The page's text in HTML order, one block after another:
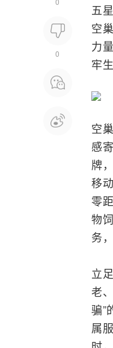
0
五
空
力
牢
空
感
牌
移
零
物
务
立
老
骗”
属